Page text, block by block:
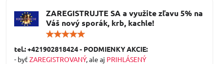
ZAREGISTRUJTE SA a využite zľavu 5% na
Váš nový sporák, krb, kachle!
/
5
tel.: +421902818424 - PODMIENKY AKCIE:
- byť ZAREGISTROVANÝ, ale aj PRIHLÁSENÝ